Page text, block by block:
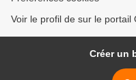
Voir le profil de sur le portail
Créer un